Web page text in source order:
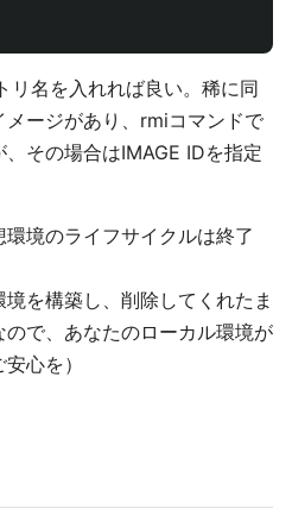
リ名を入れれば良い。稀に同
メージがあり、rmiコマンドで
その場合はIMAGE IDを指定
境のライフサイクルは終了
を構築し、削除してくれたま
で、あなたのローカル環境が
心を）